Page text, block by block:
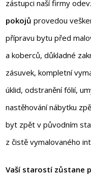
zástupci naší firmy
pokojů provedou
přípravu bytu před
a koberců, důkladné
zásuvek, kompletní
úklid, odstranění fólií,
nastěhování nábytku
byt zpět v původním
z čistě vymalovaného
Vaší starostí zůstane